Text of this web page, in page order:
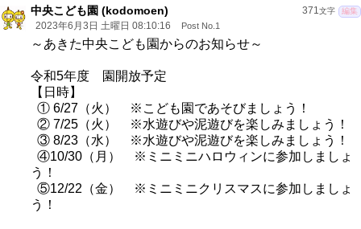
371 文字 編集
中央こども園 (kodomoen)
2023年6月3日 土曜日 08:10:16 Post No.1
～あきた中央こども園からのお知らせ～
令和5年度 園開放予定
【日時】
① 6/27（火） ※こども園であそびましょう！
② 7/25（火） ※水遊びや泥遊びを楽しみましょう！
③ 8/23（水） ※水遊びや泥遊びを楽しみましょう！
④10/30（月） ※ミニミニハロウィンに参加しましょ
う！
⑤12/22（金） ※ミニミニクリスマスに参加しましょ
う！